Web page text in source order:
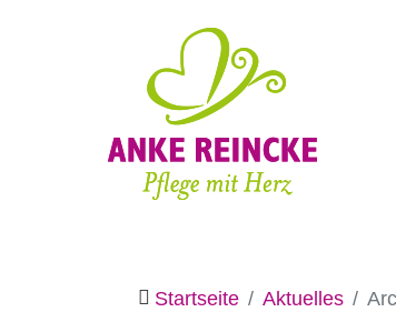
Startseite Aktuelles